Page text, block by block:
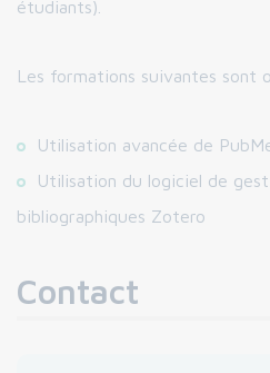
étudiants).
Les formations suivantes sont
Utilisation avancée de
Utilisation du logiciel de
bibliographiques Zotero
Contact